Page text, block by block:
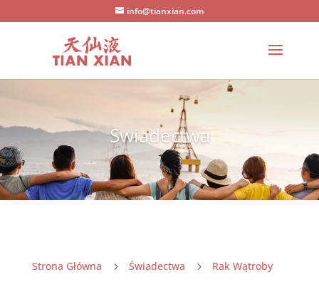
info@tianxian.com
Swiadectwa
Strona Główna 5 Świadectwa 5 Rak Wątroby